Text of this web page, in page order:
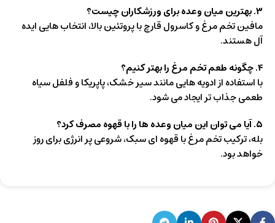
۳.بهترین میان وعده برای ورزشکاران چیست؟
مافین تخم مرغ و کاسرول قارچ با پروتئین بالا، انتخاب هایی ایده
آل هستند.
۴.چگونه طعم تخم مرغ را بهتر کنیم؟
با استفاده از ادویه هایی مانند سیر خشک، پاپریکا و فلفل سیاه
طعمی جذاب تر ایجاد می شود.
۵.آیا می توان این میان وعده ها را با قهوه مصرف کرد؟
بله، ترکیب تخم مرغ با قهوه ای سبک، شروعی پر انرژی برای روز
خواهد بود.